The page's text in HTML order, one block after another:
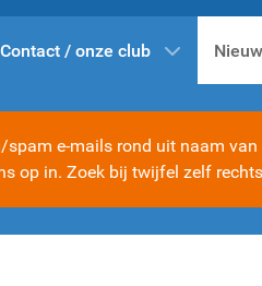
Contact / onze club
spam e-mails rond uit naam
op in. Zoek bij twijfel zelf